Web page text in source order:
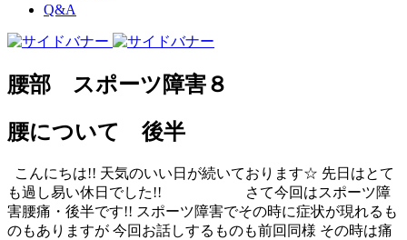
Q&A
腰部 スポーツ障害８
腰について 後半
こんにちは!! 天気のいい日が続いております☆ 先日はとて
も過し易い休日でした!!
さて今回はスポーツ障
害腰痛・後半です!! スポーツ障害でその時に症状が現れるも
のもありますが 今回お話しするものも前回同様 その時は痛